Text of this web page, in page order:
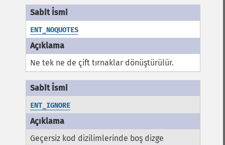
ENT_NOQUOTES
Ne tek ne de çift tırnaklar dönüştürülür.
ENT_IGNORE
Geçersiz kod dizilimlerinde boş dizge